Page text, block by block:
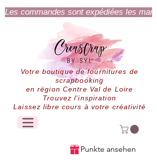
Les commandes sont expédiées les
Votre boutique de fournitures de
scrapbooking
en région Centre Val de Loire
Trouvez l'inspiration
Laissez libre cours à votre créativité
Punkte ansehen